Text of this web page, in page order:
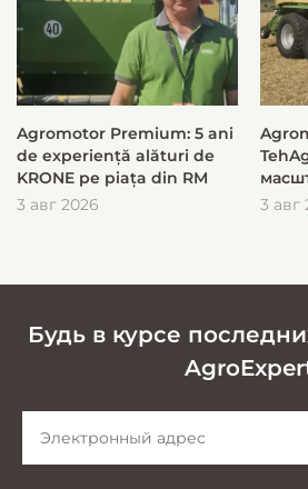
Agromotor Premium: 5 ani
de experiență alături de
KRONE pe piața din RM
3 авг 2026
3 авг
Будь в курсе